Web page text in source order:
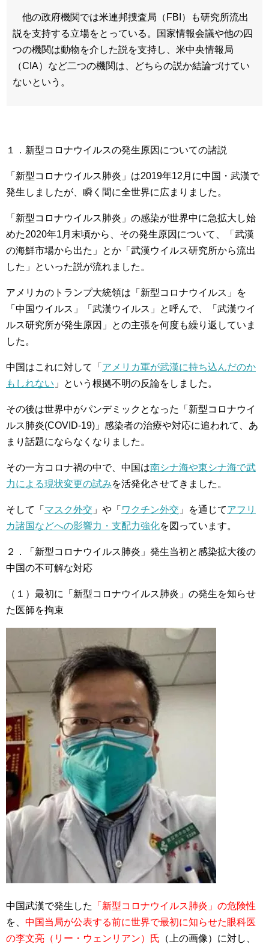
他の政府機関では米連邦捜査局（FBI）も研究所流出
説を支持する立場をとっている。国家情報会議や他の四
つの機関は動物を介した説を支持し、米中央情報局
（CIA）など二つの機関は、どちらの説か結論づけてい
ないという。
１．新型コロナウイルスの発生原因についての諸説
「新型コロナウイルス肺炎」は2019年12月に中国・武漢で
発生しましたが、瞬く間に全世界に広まりました。
「新型コロナウイルス肺炎」の感染が世界中に急拡大し始
めた2020年1月末頃から、その発生原因について、「武漢
の海鮮市場から出た」とか「武漢ウイルス研究所から流出
した」といった説が流れました。
アメリカのトランプ大統領は「新型コロナウイルス」を
「中国ウイルス」「武漢ウイルス」と呼んで、「武漢ウイ
ルス研究所が発生原因」との主張を何度も繰り返していま
した。
中国はこれに対して「 アメリカ軍が武漢に持ち込んだのか
もしれない 」という根拠不明の反論をしました。
その後は世界中がパンデミックとなった「新型コロナウイ
ルス肺炎(COVID-19)」感染者の治療や対応に追われて、あ
まり話題にならなくなりました。
その一方コロナ禍の中で、中国は南シナ海や東シナ海で武
力による現状変更の試みを活発化させてきました。
そして「 マスク外交 」や「 ワクチン外交 」を通じてアフリ
カ諸国などへの影響力・支配力強化を図っています。
２．「新型コロナウイルス肺炎」発生当初と感染拡大後の
中国の不可解な対応
（１）最初に「新型コロナウイルス肺炎」の発生を知らせ
た医師を拘束
中国武漢で発生した
「新型コロナウイルス肺炎」の危険性
を、 中国当局が公表する前に世界で最初に知らせた眼科医
の李文亮（リー・ウェンリアン）氏 （上の画像）に対し、